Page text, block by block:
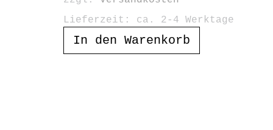
Lieferzeit: ca. 2-4 Werktage
In den Warenkorb